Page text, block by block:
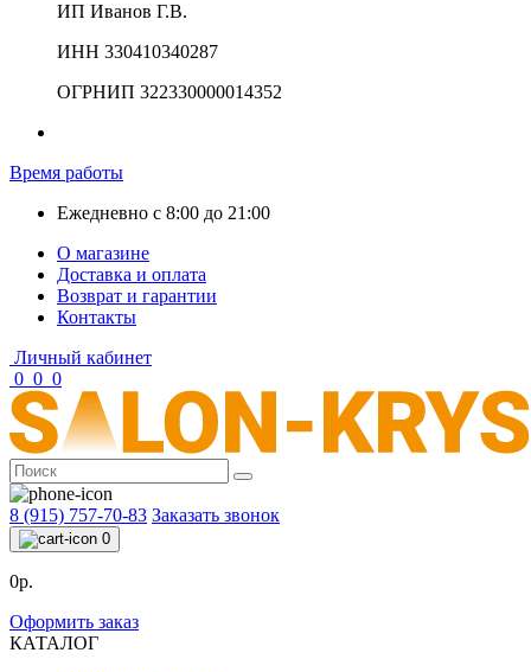
ИП Иванов Г.В.
ИНН 330410340287
ОГРНИП 322330000014352
Время работы
Ежедневно с 8:00 до 21:00
О магазине
Доставка и оплата
Возврат и гарантии
Контакты
Личный кабинет
0 0 0
8 (915) 757-70-83 Заказать звонок
0
0р.
Оформить заказ
КАТАЛОГ